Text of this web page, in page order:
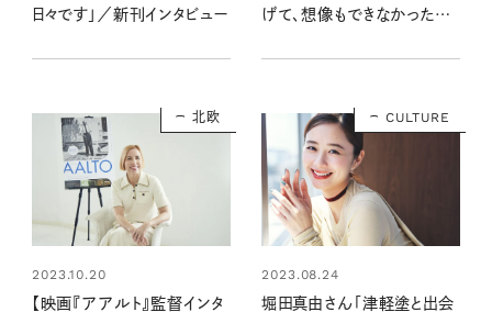
日々です」／新刊インタビュー
げて、想像もできなかった世
北欧
2023.10.20
【映画『アアルト』監督インタ
CULTURE
2023.08.24
堀田真由さん「津軽塗と出会